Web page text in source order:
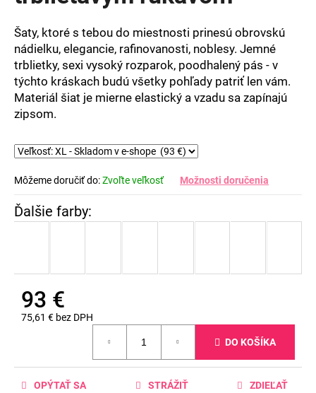
hviezdičiek.
Šaty, ktoré s tebou do miestnosti prinesú obrovskú
nádielku, elegancie, rafinovanosti, noblesy. Jemné
trblietky, sexi vysoký rozparok, poodhalený pás - v
týchto kráskach budú všetky pohľady patriť len vám.
Materiál šiat je mierne elastický a vzadu sa zapínajú
zipsom.
Môžeme doručiť do:Zvoľte veľkosť Možnosti doručenia
93 €
75,61 € bez DPH
DO KOŠÍKA
OPÝTAŤ SA STRÁŽIŤ ZDIEĽAŤ